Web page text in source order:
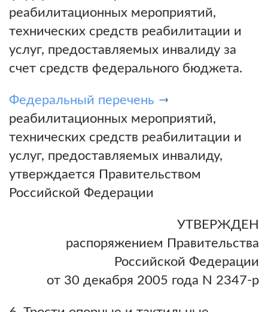
реабилитационных мероприятий,
технических средств реабилитации и
услуг, предоставляемых инвалиду за
счет средств федерального бюджета.
Федеральный перечень
реабилитационных мероприятий,
технических средств реабилитации и
услуг, предоставляемых инвалиду,
утверждается Правительством
Российской Федерации
УТВЕРЖДЕН
распоряжением Правительства
Российской Федерации
от 30 декабря 2005 года N 2347-р